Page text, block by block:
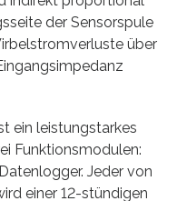
der Sensorspule
über
ein leistungstarkes
Funktionsmodulen:
Jeder von
einer 12-stündigen